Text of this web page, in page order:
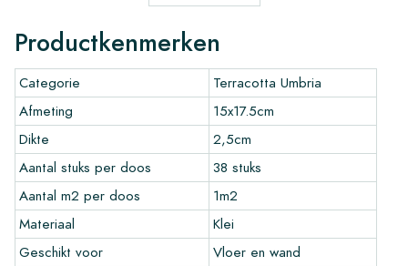
Een terracotta vloer gaat meer dan een leven lang mee en
wordt mooier over de jaren.
Gebruik de door ons ontwikkelede Lithofin producten voor
Terracotta. Download hier het overzicht met leg- en
onderhoudsproducten
Bestellen, leveren en bezorgen van Terracotta
tegels
Normaal gesproken leveren wij met gerenommeerde
vervoersbedrijven, maar u kunt uw bestelling ook zelf op
komen halen in ons magazijn in Alkmaar.
Retourneren van tegels is voor eigen rekening en risico .Wij
crediteren alleen volle en onbeschadigde dozen.
Productkenmerken
Categorie
Terracotta Umbria
Afmeting
15x17.5cm
Dikte
2,5cm
Aantal stuks per doos
38 stuks
Aantal m2 per doos
1m2
Materiaal
Klei
Geschikt voor
Vloer en wand